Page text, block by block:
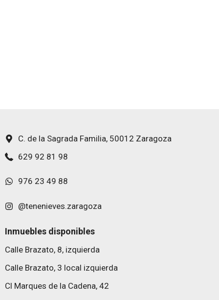
C. de la Sagrada Familia, 50012 Zaragoza
629 92 81 98
976 23 49 88
@tenenieves.zaragoza
Inmuebles disponibles
Calle Brazato, 8, izquierda
Calle Brazato, 3 local izquierda
Cl Marques de la Cadena, 42